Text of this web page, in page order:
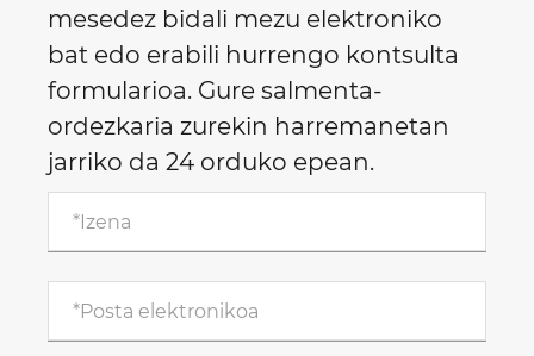
mesedez bidali mezu elektroniko
bat edo erabili hurrengo kontsulta
formularioa. Gure salmenta-
ordezkaria zurekin harremanetan
jarriko da 24 orduko epean.